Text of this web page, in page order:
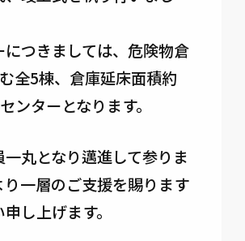
につきましては、危険物倉
全5棟、倉庫延床面積約
ンターとなります。
丸となり邁進して参りま
り一層のご支援を賜ります
し上げます。